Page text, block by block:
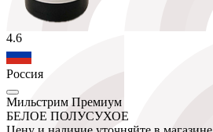
4.6
Россия
Мильстрим Премиум
БЕЛОЕ ПОЛУСУХОЕ